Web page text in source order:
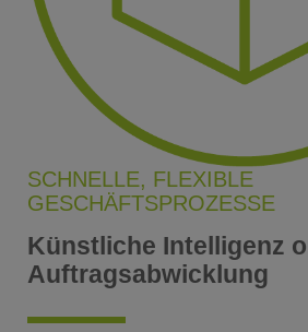
SCHNELLE, FLEXIBLE
GESCHÄFTSPROZESSE
Künstliche Intelligenz
Auftragsabwicklung